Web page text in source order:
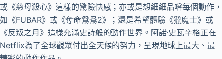
或《慈母殺心》這樣的驚險快感；亦或是想細細品嚐每個動作，
如《FUBAR》或《奪命鴛鴦2》；還是希望體驗《獵魔士》或
《反叛之月》這樣充滿史詩般的動作世界。阿諾·史瓦辛格正在
Netflix為了全球觀眾付出全天候的努力，呈現地球上最大、最